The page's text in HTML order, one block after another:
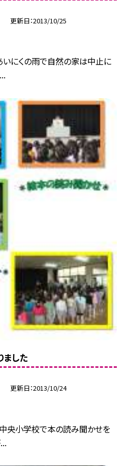
更新日 2013/10/25
いにくの雨で自然の家は中止に
ました
更新日 2013/10/24
中央小学校で本の読み聞かせを